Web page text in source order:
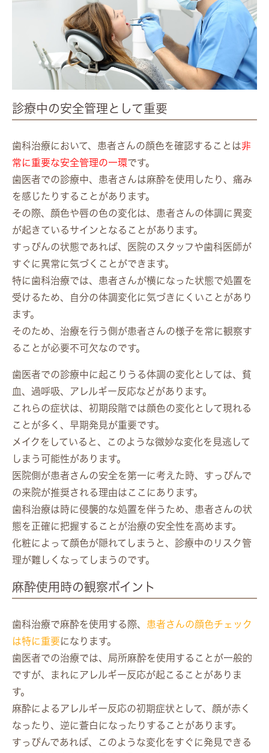
診療中の安全管理として重要
歯科治療において、患者さんの顔色を確認することは非
常に重要な安全管理の一環です。
歯医者での診療中、患者さんは麻酔を使用したり、痛み
を感じたりすることがあります。
その際、顔色や唇の色の変化は、患者さんの体調に異変
が起きているサインとなることがあります。
すっぴんの状態であれば、医院のスタッフや歯科医師が
すぐに異常に気づくことができます。
特に歯科治療では、患者さんが横になった状態で処置を
受けるため、自分の体調変化に気づきにくいことがあり
ます。
そのため、治療を行う側が患者さんの様子を常に観察す
ることが必要不可欠なのです。
歯医者での診療中に起こりうる体調の変化としては、貧
血、過呼吸、アレルギー反応などがあります。
これらの症状は、初期段階では顔色の変化として現れる
ことが多く、早期発見が重要です。
メイクをしていると、このような微妙な変化を見逃して
しまう可能性があります。
医院側が患者さんの安全を第一に考えた時、すっぴんで
の来院が推奨される理由はここにあります。
歯科治療は時に侵襲的な処置を伴うため、患者さんの状
態を正確に把握することが治療の安全性を高めます。
化粧によって顔色が隠れてしまうと、診療中のリスク管
理が難しくなってしまうのです。
麻酔使用時の観察ポイント
歯科治療で麻酔を使用する際、
患者さんの顔色チェック
は特に重要になります。
歯医者での治療では、局所麻酔を使用することが一般的
ですが、まれにアレルギー反応が起こることがありま
す。
麻酔によるアレルギー反応の初期症状として、顔が赤く
なったり、逆に蒼白になったりすることがあります。
すっぴんであれば、このような変化をすぐに発見できる